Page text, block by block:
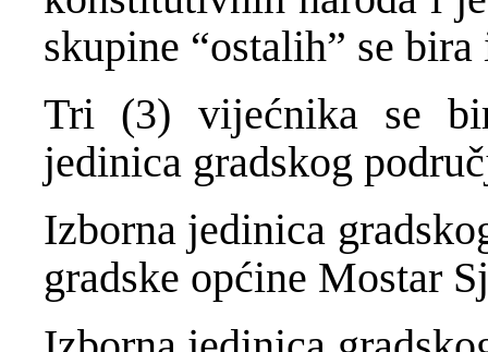
skupine “ostalih” se
Tri (3) vijećnika se
jedinica gradskog
Izborna jedinica
gradske općine Mostar